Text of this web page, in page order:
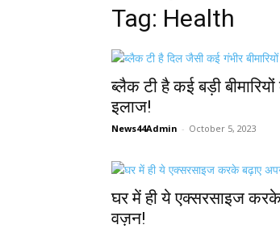
Tag: Health
ब्लैक टी है कई बड़ी बीमारियों
इलाज!
News44Admin - October 5, 2023
घर में ही ये एक्सरसाइज
वज़न!